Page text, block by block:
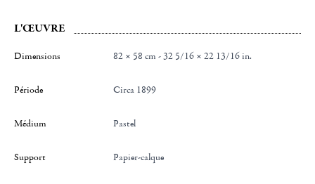
L'ŒUVRE
Dimensions 82 × 58 cm - 32 5/16 × 22 13/16 in.
Période Circa 1899
Médium Pastel
Support Papier-calque